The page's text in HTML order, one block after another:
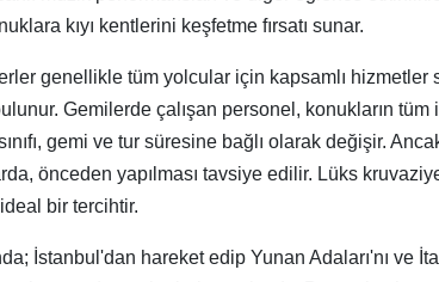
kıyı kentlerini keşfetme fırsatı sunar.
genellikle tüm yolcular için kapsamlı
Gemilerde çalışan personel, konukların
gemi ve tur süresine bağlı olarak değişir.
önceden yapılması tavsiye edilir. Lüks
bir tercihtir.
İstanbul'dan hareket edip Yunan Adaları'nı ve